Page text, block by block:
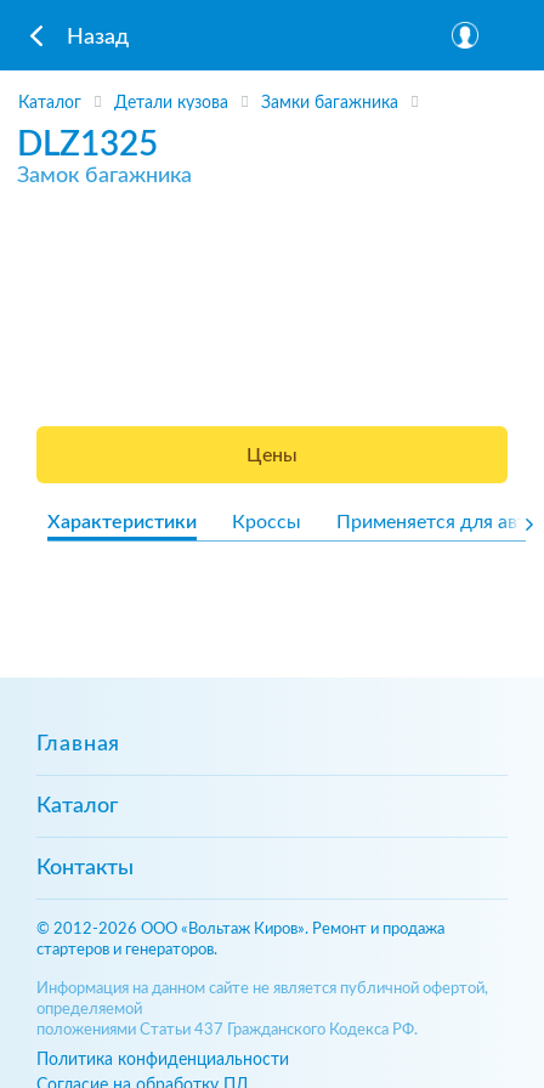
Назад
Каталог Детали кузова Замки багажника
DLZ1325
Замок багажника
Цены
Характеристики Кроссы Применяется для авто
Главная
Каталог
Контакты
© 2012-2026 ООО «Вольтаж Киров». Ремонт и продажа
стартеров и генераторов.
Информация на данном сайте не является публичной офертой,
определяемой
положениями Статьи 437 Гражданского Кодекса РФ.
Политика конфиденциальности